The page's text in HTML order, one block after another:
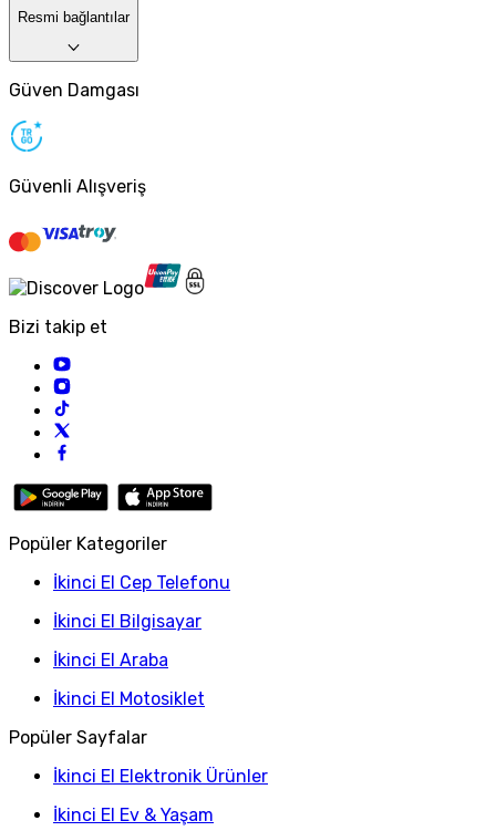
Resmi bağlantılar
Güven Damgası
Güvenli Alışveriş
Bizi takip et
Popüler Kategoriler
İkinci El Cep Telefonu
İkinci El Bilgisayar
İkinci El Araba
İkinci El Motosiklet
Popüler Sayfalar
İkinci El Elektronik Ürünler
İkinci El Ev & Yaşam